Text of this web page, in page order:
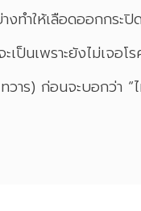
ำให้เลือดออกกระปิด
ป็นเพราะยังไม่เจอโ
ร) ก่อนจะบอกว่า “ไ